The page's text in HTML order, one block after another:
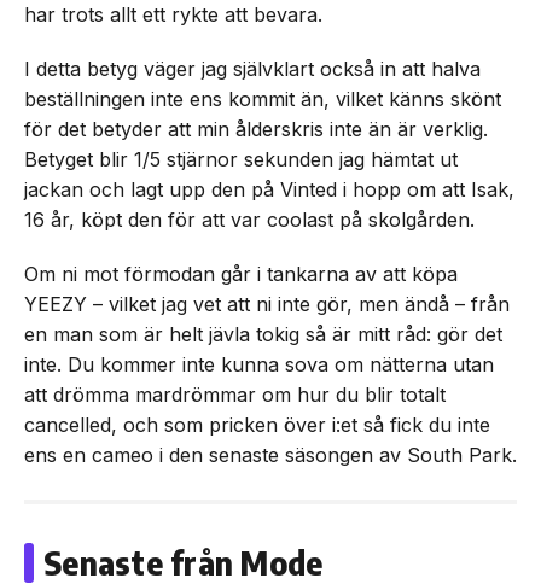
har trots allt ett rykte att bevara.
I detta betyg väger jag självklart också in att halva
beställningen inte ens kommit än, vilket känns skönt
för det betyder att min ålderskris inte än är verklig.
Betyget blir 1/5 stjärnor sekunden jag hämtat ut
jackan och lagt upp den på Vinted i hopp om att Isak,
16 år, köpt den för att var coolast på skolgården.
Om ni mot förmodan går i tankarna av att köpa
YEEZY – vilket jag vet att ni inte gör, men ändå – från
en man som är helt jävla tokig så är mitt råd: gör det
inte. Du kommer inte kunna sova om nätterna utan
att drömma mardrömmar om hur du blir totalt
cancelled, och som pricken över i:et så fick du inte
ens en cameo i den senaste säsongen av South Park.
Senaste från Mode